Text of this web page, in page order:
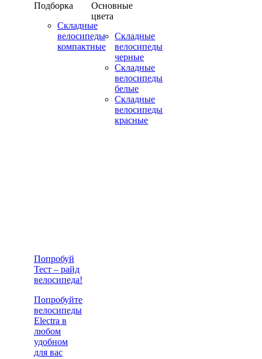
Подборка
Складные
велосипеды
компактные
Основные
цвета
Складные
велосипеды
черные
Складные
велосипеды
белые
Складные
велосипеды
красные
Попробуй
Тест – райд
велосипеда!
Попробуйте
велосипеды
Electra в
любом
удобном
для вас